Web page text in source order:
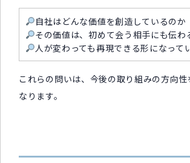
自社はどんな価値を創造しているのか
その価値は、初めて会う相手にも伝わ
人が変わっても再現できる形になって
これらの問いは、今後の取り組みの方向
なります。